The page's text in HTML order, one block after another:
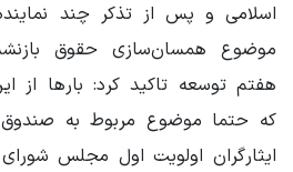
اسلامی و پس از تذکر چند
موضوع همسان‌سازی حقوق
هفتم توسعه تاکید کرد: بارها از
که حتما موضوع مربوط به
ایثارگران اولویت اول مجلس